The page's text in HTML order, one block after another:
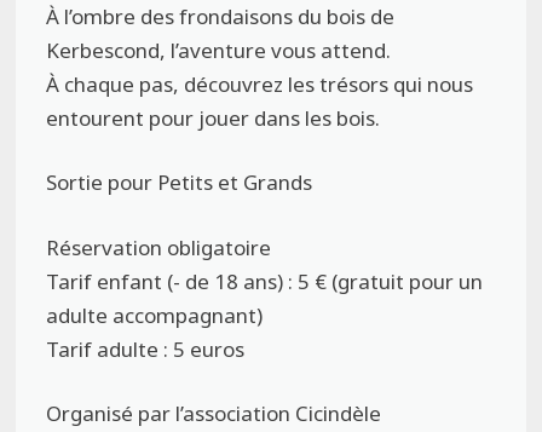
À l’ombre des frondaisons du bois de
Kerbescond, l’aventure vous attend.
À chaque pas, découvrez les trésors qui nous
entourent pour jouer dans les bois.
Sortie pour Petits et Grands
Réservation obligatoire
Tarif enfant (- de 18 ans) : 5 € (gratuit pour un
adulte accompagnant)
Tarif adulte : 5 euros
Organisé par l’association Cicindèle